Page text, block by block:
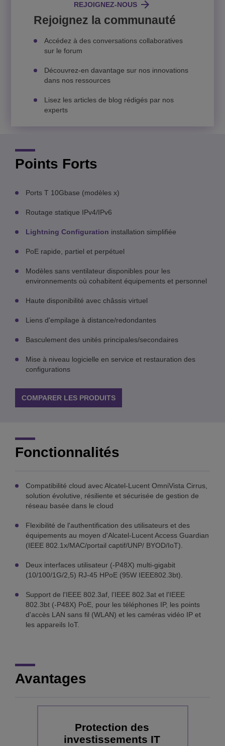
REJOIGNEZ-NOUS
Rejoignez la communauté
Accédez à des conversations collaboratives
sur le forum
Découvrez-en davantage sur nos innovations
dans nos ressources
Lisez les articles de blog rédigés par nos
experts
Points Forts
Ports T 10Gbase (modèles x)
Routage statique IPv4/IPv6
Lightning Configuration installation simplifiée
PoE rapide, partiel et perpétuel
Modèles sans ventilateur disponibles pour les
environnements où cohabitent équipements et personnel
Haute disponibilité avec châssis virtuel
Liens d'empilage à distance/redondantes
Basculement des unités principales/secondaires
Mise à niveau logicielle en service et restauration des
configurations
COMPARER LES PRODUITS
Fonctionnalités
Compatibilité cloud avec Alcatel-Lucent OmniVista Cirrus,
solution évolutive, résiliente et sécurisée de gestion de
réseau basée dans le cloud
Flexibilité de l'authentification des utilisateurs et des
équipements au moyen d'Alcatel-Lucent Access Guardian
(IEEE 802.1x/MAC/portail captif/UNP/ BYOD/IoT).
Deux interfaces utilisateur (-P48X) multi-gigabit
(10/100/1G/2,5) RJ-45 HPoE (95W IEEE802.3bt).
Support de l'IEEE 802.3af, l’IEEE 802.3at et l'IEEE
802.3bt (-P48X) PoE, pour les téléphones IP, les points
d'accès LAN sans fil (WLAN) et les caméras vidéo IP et
les appareils IoT.
Avantages
Protection des
investissements IT